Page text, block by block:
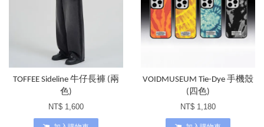
TOFFEE Sideline 牛仔長褲 (兩
色)
NT$ 1,600
VOIDMUSEUM Tie-Dye 手機殼
(四色)
NT$ 1,180